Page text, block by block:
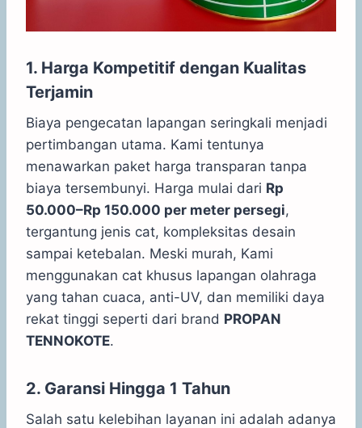
1. Harga Kompetitif dengan Kualitas
Terjamin
Biaya pengecatan lapangan seringkali menjadi
pertimbangan utama. Kami tentunya
menawarkan paket harga transparan tanpa
biaya tersembunyi. Harga mulai dari Rp
50.000–Rp 150.000 per meter persegi,
tergantung jenis cat, kompleksitas desain
sampai ketebalan. Meski murah, Kami
menggunakan cat khusus lapangan olahraga
yang tahan cuaca, anti-UV, dan memiliki daya
rekat tinggi seperti dari brand PROPAN
TENNOKOTE.
2. Garansi Hingga 1 Tahun
Salah satu kelebihan layanan ini adalah adanya